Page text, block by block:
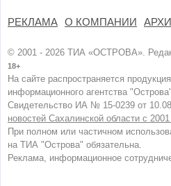
РЕКЛАМА О КОМПАНИИ
© 2001 - 2026 ТИА «ОСТРОВА».
18+
На сайте распространяется
информационного агентства
Свидетельство ИА № 15-0239 от
новостей Сахалинской области с
При полном или частичном
на ТИА "Острова" обязательна.
Реклама, информационное